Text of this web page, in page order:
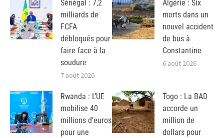
Sénégal : 7,2
milliards de
FCFA
débloqués pour
faire face à la
soudure
7 août 2026
Algérie : Six
morts dans un
nouvel accident
de bus à
Constantine
6 août 2026
Rwanda : L’UE
mobilise 40
millions d’euros
pour une
Togo : La BAD
accorde un
million de
dollars pour